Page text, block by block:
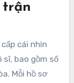
trận
cái nhìn
bao gồm số
Mỗi hồ sơ